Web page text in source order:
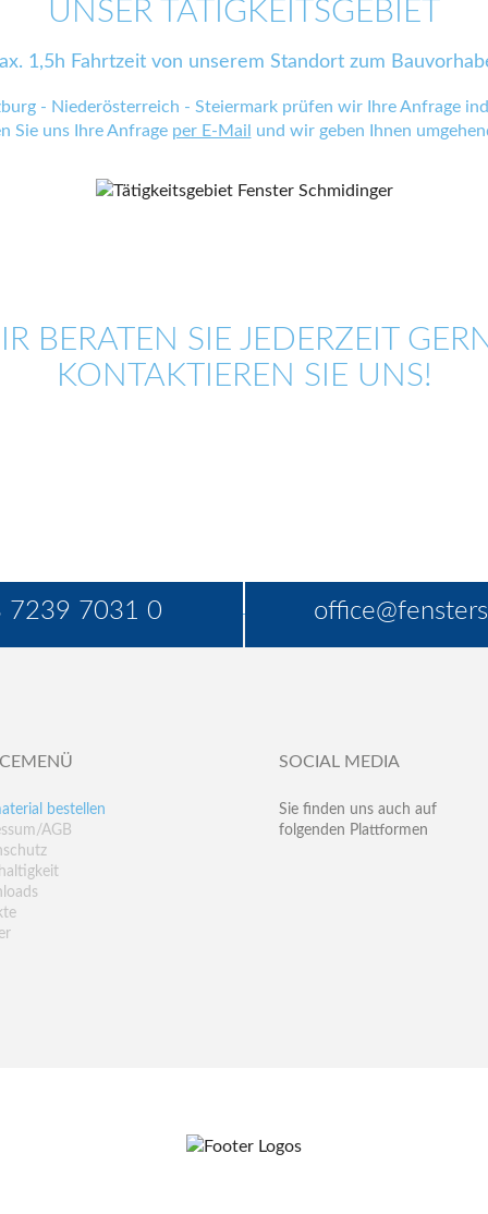
UNSER TÄTIGKEITSGEBIET
1,5h Fahrtzeit von unserem Standort zum
- Niederösterreich - Steiermark prüfen wir Ihre Anfrage
Sie uns Ihre Anfrage per E-Mail und wir geben Ihnen
BERATEN SIE JEDERZEIT
KONTAKTIEREN SIE UNS!
7239 7031 0
bestellen
AGB
SOCIAL MEDIA
Sie finden uns auch auf
folgenden Plattformen